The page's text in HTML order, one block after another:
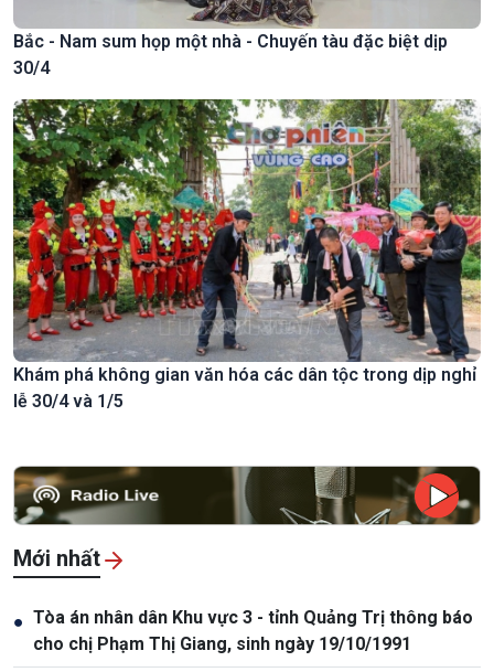
Bắc - Nam sum họp một nhà - Chuyến tàu đặc biệt dịp
30/4
Khám phá không gian văn hóa các dân tộc trong dịp nghỉ
lễ 30/4 và 1/5
Mới nhất
● Tòa án nhân dân Khu vực 3 - tỉnh Quảng Trị thông báo
cho chị Phạm Thị Giang, sinh ngày 19/10/1991